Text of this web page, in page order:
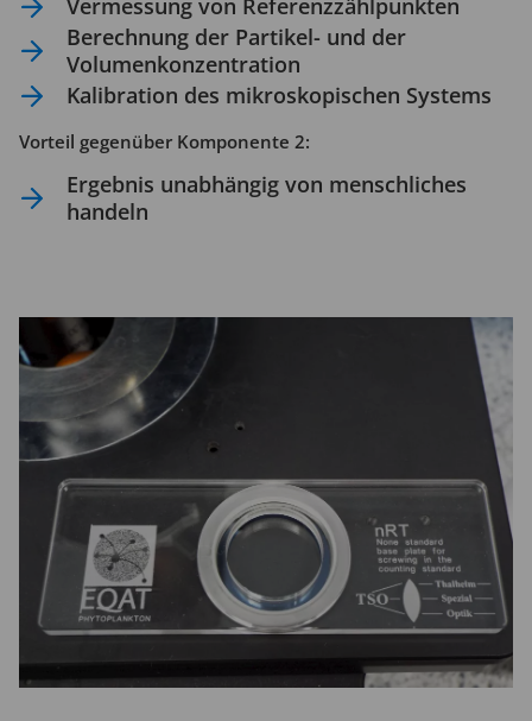
Vermessung von Referenzzählpunkten
Berechnung der Partikel- und der
Volumenkonzentration
Kalibration des mikroskopischen Systems
Vorteil gegenüber Komponente 2:
Ergebnis unabhängig von menschliches
handeln